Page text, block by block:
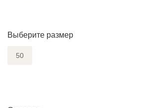
Выберите размер
50